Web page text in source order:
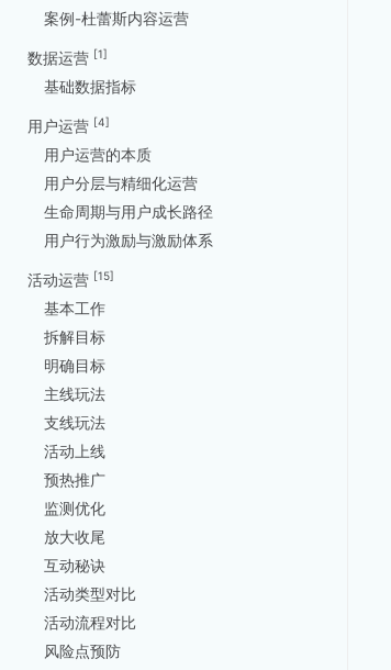
案例-杜蕾斯内容运营
数据运营 [1]
基础数据指标
用户运营 [4]
用户运营的本质
用户分层与精细化运营
生命周期与用户成长路径
用户行为激励与激励体系
活动运营 [15]
基本工作
拆解目标
明确目标
主线玩法
支线玩法
活动上线
预热推广
监测优化
放大收尾
互动秘诀
活动类型对比
活动流程对比
风险点预防